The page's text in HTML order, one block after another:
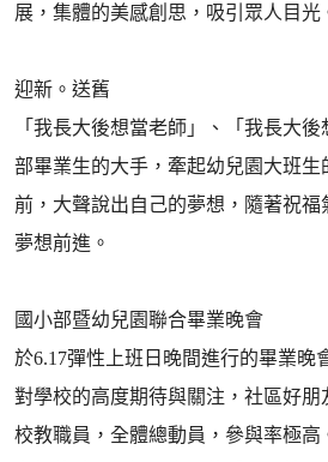
展，集體的美感創思，吸引眾人目光
迎新。送舊
「我長大後想當老師」、「我長大後
部畢業生的大手，牽起幼兒園大班生
前，大聲說出自己的夢想，隨著祝福
夢想前進。
國小部暨幼兒園聯合畢業晚會
於6.17彈性上班日晚間進行的畢業晚
對學校的高度期待與關注，社區好
校教職員，全體總動員，參與率極高